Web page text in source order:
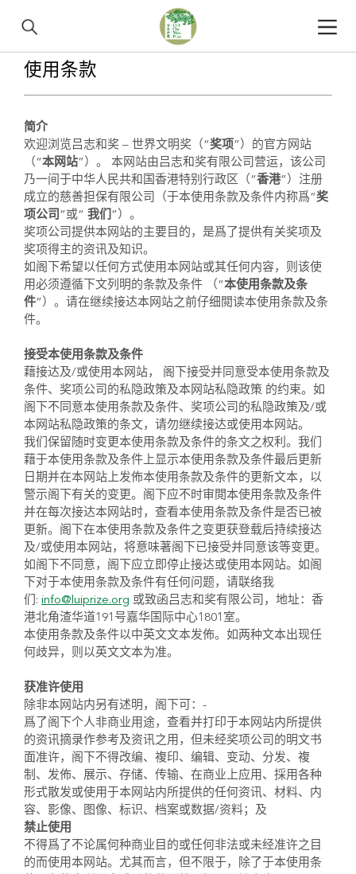
使用条款
简介
欢迎浏览吕志和奖 – 世界文明奖（“奖项”）的官方网站
（“本网站”）。 本网站由吕志和奖有限公司营运，该公司
乃一间于中华人民共和国香港特别行政区（“香港”）注册
成立的慈善担保有限公司（于本使用条款及条件内称爲“奖
项公司 ”或“ 我们 ”）。
奖项公司提供本网站的主要目的，是爲了提供有关奖项及
奖项得主的资讯及知识。
如阁下希望以任何方式使用本网站或其任何内容，则该使
用必须遵循下文列明的条款及条件 （“本使用条款及条
件”）。请在继续接达本网站之前仔细閲读本使用条款及条
件。
接受本使用条款及条件
藉接达及/或使用本网站， 阁下接受并同意受本使用条款及
条件、奖项公司的私隐政策及本网站私隐政策 的约束。如
阁下不同意本使用条款及条件、奖项公司的私隐政策及/或
本网站私隐政策的条文，请勿继续接达或使用本网站。
我们保留随时变更本使用条款及条件的条文之权利。我们
藉于本使用条款及条件上显示本使用条款及条件最后更新
日期并在本网站上发佈本使用条款及条件的更新文本，以
警示阁下有关的变更。阁下应不时审閲本使用条款及条件
并在每次接达本网站时，查看本使用条款及条件是否已被
更新。阁下在本使用条款及条件之变更获登载后持续接达
及/或使用本网站，将意味著阁下已接受并同意该等变更。
如阁下不同意，阁下应立即停止接达或使用本网站。如阁
下对于本使用条款及条件有任何问题，请联络我
们: info@luiprize.org 或致函吕志和奖有限公司，地址：香
港北角渣华道191号嘉华国际中心1801室。
本使用条款及条件以中英文文本发佈。如两种文本出现任
何歧异，则以英文文本为准。
获准许使用
除非本网站内另有述明，阁下可：-
爲了阁下个人非商业用途，查看并打印于本网站内所提供
的资讯摘录作参考及资讯之用，但未经奖项公司的明文书
面准许，阁下不得改编、複印、编辑、变动、分发、複
制、发佈、展示、存储、传输、在商业上应用、採用各种
形式散发或使用于本网站内所提供的任何资讯、材料、内
容、影像、图像、标识、档案或数据/资料；及
禁止使用
不得爲了不论属何种商业目的或任何非法或未经准许之目
的而使用本网站。尤其而言，但不限于，除了于本使用条